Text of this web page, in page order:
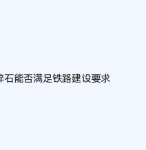
能否满足铁路建设要求